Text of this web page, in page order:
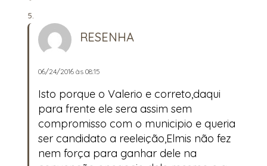
RESENHA
06/24/2016 às 08:15
Isto porque o Valerio e correto,daqui
para frente ele sera assim sem
compromisso com o municipio e queria
ser candidato a reeleição,Elmis não fez
nem força para ganhar dele na